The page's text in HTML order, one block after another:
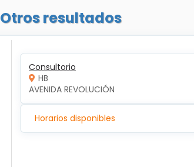
Otros resultados
Consultorio
HB
AVENIDA REVOLUCIÓN
Horarios disponibles